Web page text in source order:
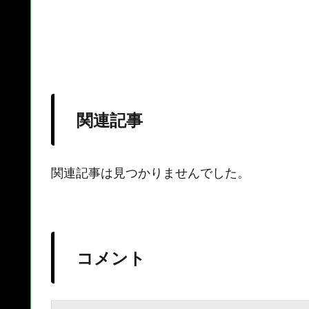
関連記事
関連記事は見つかりませんでした。
コメント